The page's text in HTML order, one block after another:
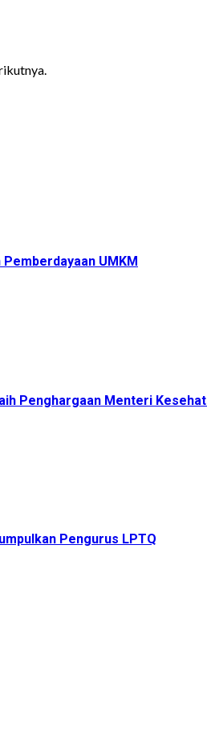
UMKM
Penghargaan Menteri
Pengurus LPTQ